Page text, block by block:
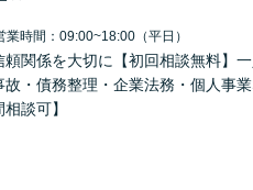
業時間：09:00~18:00（平日）
頼関係を大切に【初回相談無料】
・債務整理・企業法務・個人事
談可】